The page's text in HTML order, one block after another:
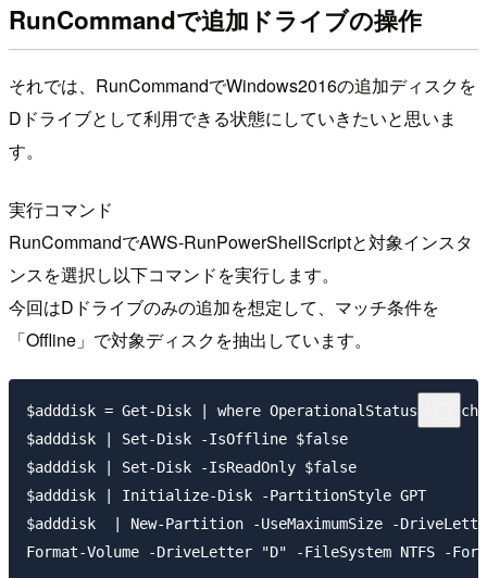
RunCommandで追加ドライブの操作
それでは、RunCommandでWindows2016の追加ディスクを
Dドライブとして利用できる状態にしていきたいと思いま
す。
実行コマンド
RunCommandでAWS-RunPowerShellScriptと対象インスタ
ンスを選択し以下コマンドを実行します。
今回はDドライブのみの追加を想定して、マッチ条件を
「Offline」で対象ディスクを抽出しています。
$adddisk = Get-Disk | where OperationalStatus -
$adddisk | Set-Disk -IsOffline $false
$adddisk | Set-Disk -IsReadOnly $false
$adddisk | Initialize-Disk -PartitionStyle GPT
$adddisk  | New-Partition -UseMaximumSize -